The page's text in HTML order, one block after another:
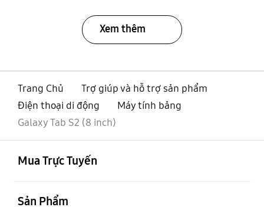
Xem thêm
Trang Chủ
Trợ giúp và hỗ trợ sản phẩm
Điện thoại di động
Máy tính bảng
Galaxy Tab S2 (8 inch)
Mua Trực Tuyến
Sản Phẩm